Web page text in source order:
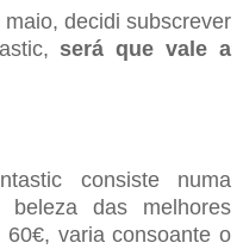
decidi subscrever
será que vale a
consiste numa
das melhores
varia consoante o